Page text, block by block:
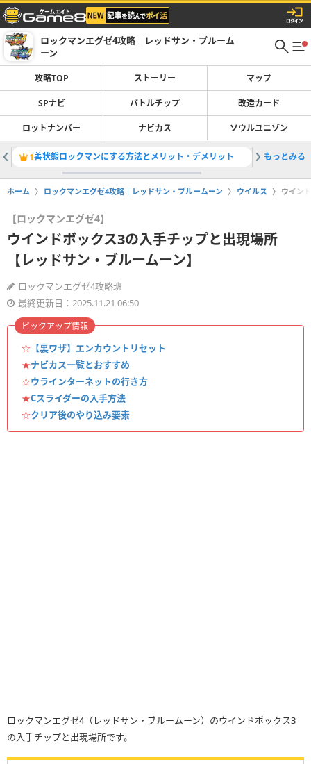
ロックマンエグゼ4攻略｜レッドサン・ブルーム
ーン
攻略TOP ストーリー マップ
SPナビ バトルチップ 改造カード
ロットナンバー ナビカス ソウルユニゾン
1善状態ロックマンにする方法とメリット・デメリット 2クリア
もっとみる
ホーム ロックマンエグゼ4攻略｜レッドサン・ブルームーン ウイルス ウイン
【ロックマンエグゼ4】
ウインドボックス3の入手チップと出現場所
【レッドサン・ブルームーン】
ロックマンエグゼ4攻略班
最終更新日：2025.11.21 06:50
☆ 【裏ワザ】エンカウントリセット
★ナビカス一覧とおすすめ
☆ウラインターネットの行き方
★Cスライダーの入手方法
☆クリア後のやり込み要素
ピックアップ情報
ロックマンエグゼ4（レッドサン・ブルームーン）のウインドボックス3
の入手チップと出現場所です。